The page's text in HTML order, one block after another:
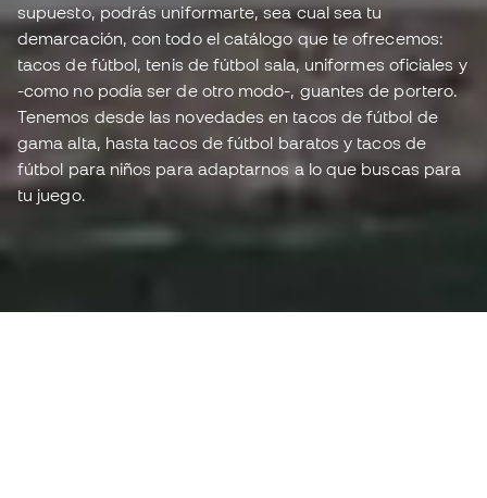
supuesto, podrás uniformarte, sea cual sea tu
demarcación, con todo el catálogo que te ofrecemos:
tacos de fútbol, tenis de fútbol sala, uniformes oficiales y
-como no podía ser de otro modo-, guantes de portero.
Tenemos desde las novedades en tacos de fútbol de
gama alta, hasta tacos de fútbol baratos y tacos de
fútbol para niños para adaptarnos a lo que buscas para
tu juego.